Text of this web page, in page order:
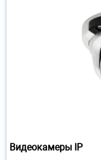
Видеокамеры IP